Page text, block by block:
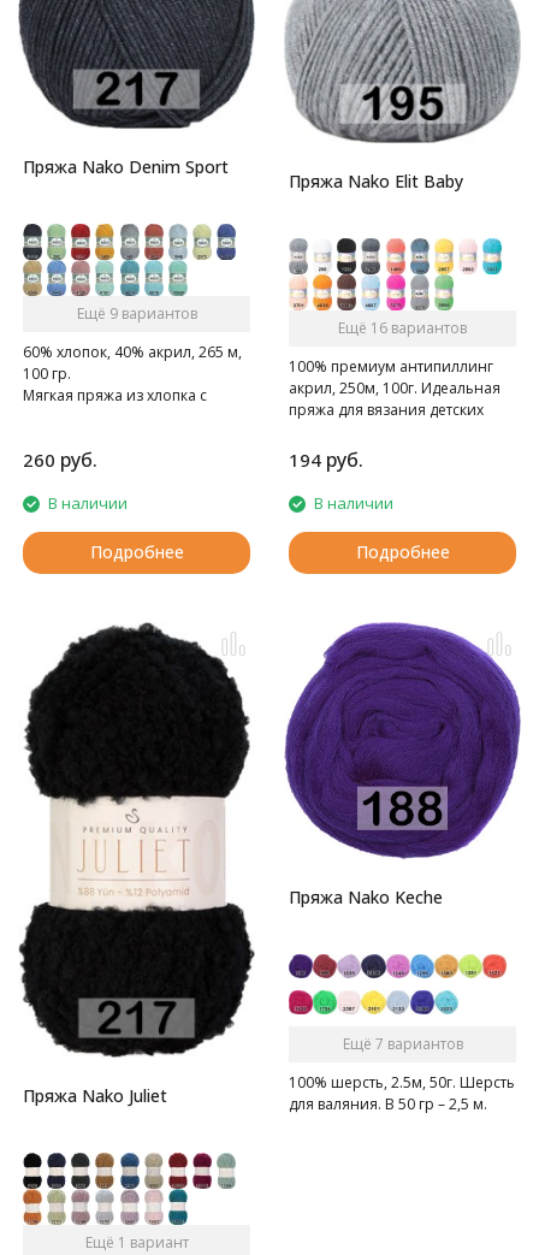
Пряжа Nako Denim Sport
Ещё 9 вариантов
60% хлопок, 40% акрил, 265 м,
100 гр.
Мягкая пряжа из хлопка с
260 руб.
В наличии
Подробнее
Пряжа Nako Elit Baby
Ещё 16 вариантов
100% премиум антипиллинг
акрил, 250м, 100г. Идеальная
пряжа для вязания детских
194 руб.
В наличии
Подробнее
Пряжа Nako Juliet
Ещё 1 вариант
Пряжа Nako Keche
Ещё 7 вариантов
100% шерсть, 2.5м, 50г. Шерсть
для валяния. В 50 гр – 2,5 м.